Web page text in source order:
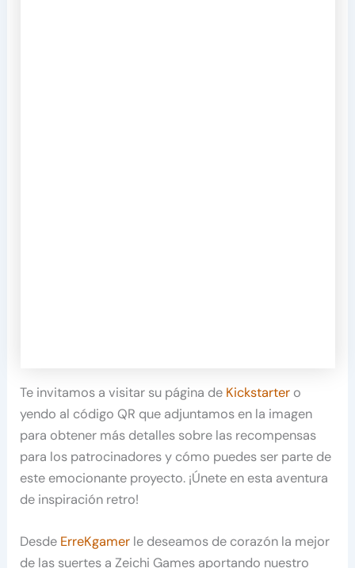
Te invitamos a visitar su página de Kickstarter o
yendo al código QR que adjuntamos en la imagen
para obtener más detalles sobre las recompensas
para los patrocinadores y cómo puedes ser parte de
este emocionante proyecto. ¡Únete en esta aventura
de inspiración retro!
Desde ErreKgamer le deseamos de corazón la mejor
de las suertes a Zeichi Games aportando nuestro